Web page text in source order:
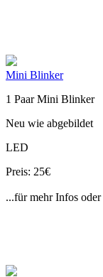
Mini Blinker
1 Paar Mini Blinker
Neu wie abgebildet
LED
Preis: 25€
...für mehr Infos